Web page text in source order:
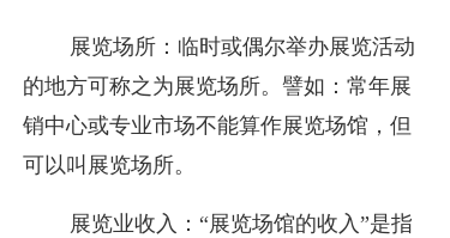
展览场所：临时或偶尔举办展览活动
的地方可称之为展览场所。譬如：常年展
销中心或专业市场不能算作展览场馆，但
可以叫展览场所。
展览业收入：“展览场馆的收入”是指